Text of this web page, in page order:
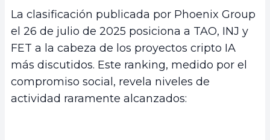
La clasificación publicada por Phoenix Group
el 26 de julio de 2025 posiciona a TAO, INJ y
FET a la cabeza de los proyectos cripto IA
más discutidos. Este ranking, medido por el
compromiso social, revela niveles de
actividad raramente alcanzados: